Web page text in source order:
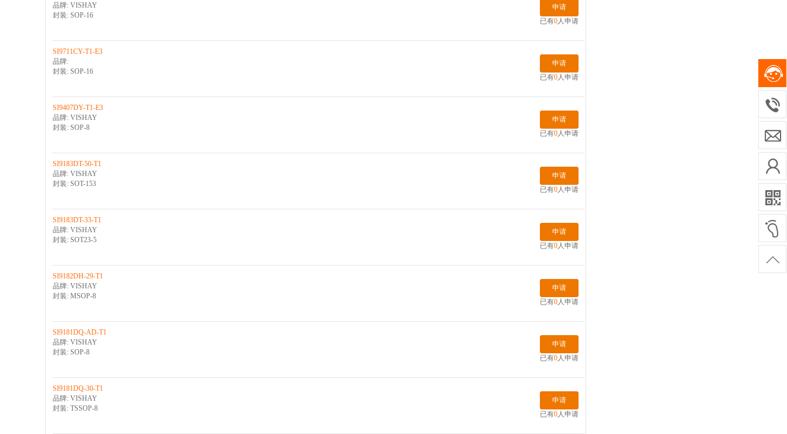
品牌: VISHAY
封装: SOP-16
申请
已有0人申请
SI9711CY-T1-E3
品牌:
封装: SOP-16
申请
已有0人申请
SI9407DY-T1-E3
品牌: VISHAY
封装: SOP-8
申请
已有0人申请
SI9183DT-50-T1
品牌: VISHAY
封装: SOT-153
申请
已有0人申请
SI9183DT-33-T1
品牌: VISHAY
封装: SOT23-5
申请
已有0人申请
SI9182DH-29-T1
品牌: VISHAY
封装: MSOP-8
申请
已有0人申请
SI9181DQ-AD-T1
品牌: VISHAY
封装: SOP-8
申请
已有0人申请
SI9181DQ-30-T1
品牌: VISHAY
封装: TSSOP-8
申请
已有0人申请